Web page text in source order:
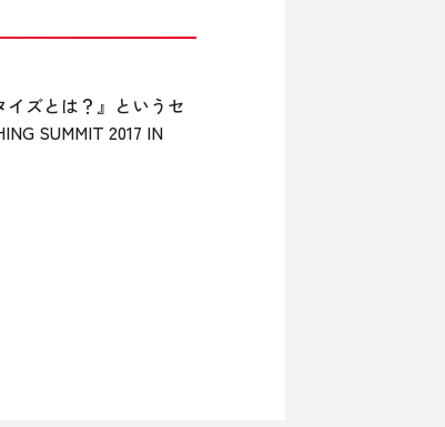
イズとは？』というセ
SUMMIT 2017 IN